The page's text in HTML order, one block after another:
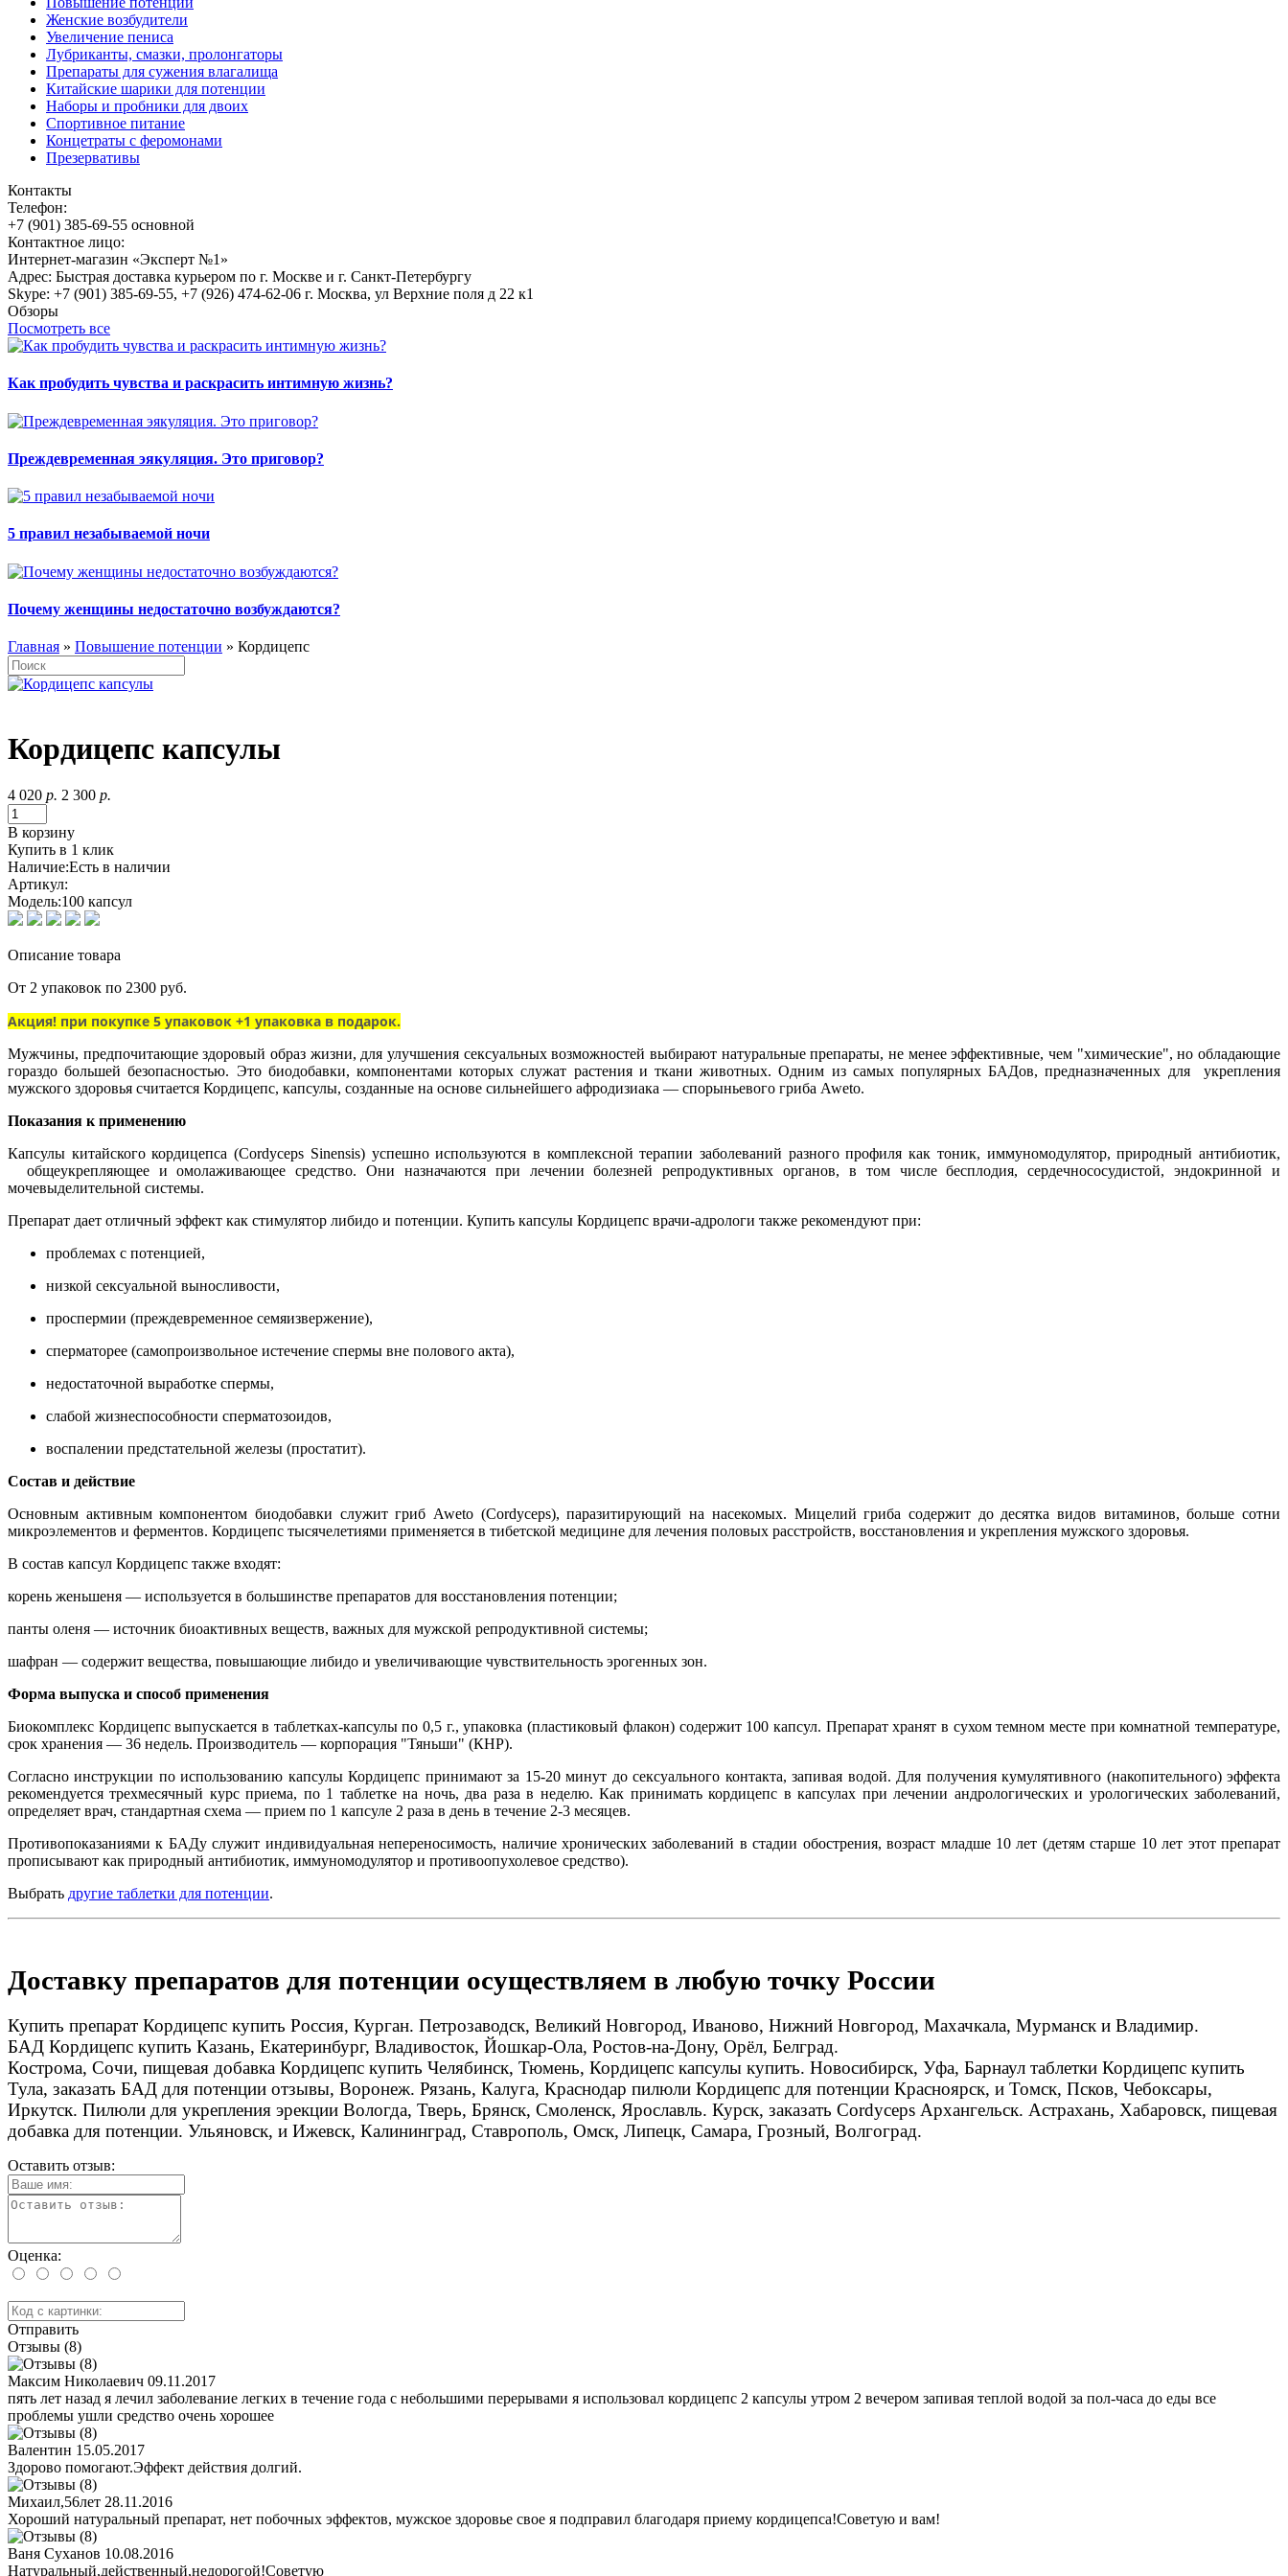
Женские возбудители
Увеличение пениса
Лубриканты, смазки, пролонгаторы
Препараты для сужения влагалища
Китайские шарики для потенции
Наборы и пробники для двоих
Спортивное питание
Концетраты с феромонами
Презервативы
Контакты
Телефон:
+7 (901) 385-69-55 основной
Контактное лицо:
Интернет-магазин «Эксперт №1»
Адрес: Быстрая доставка курьером по г. Москве и г. Санкт-Петербургу
Skype: +7 (901) 385-69-55, +7 (926) 474-62-06 г. Москва, ул Верхние поля д 22 к1
Обзоры
Посмотреть все
Как пробудить чувства и раскрасить интимную жизнь?
Преждевременная эякуляция. Это приговор?
5 правил незабываемой ночи
Почему женщины недостаточно возбуждаются?
Главная » Повышение потенции » Кордицепс
Кордицепс капсулы
4 020 р. 2 300 р.
В корзину
Купить в 1 клик
Наличие:Есть в наличии
Артикул:
Модель:100 капсул
Описание товара
От 2 упаковок по 2300 руб.
Акция! при покупке 5 упаковок +1 упаковка в подарок.
Мужчины, предпочитающие здоровый образ жизни, для улучшения сексуальных возможностей выбирают натуральные препараты, не менее эффективные, чем "химические", но обладающие
гораздо большей безопасностью. Это биодобавки, компонентами которых служат растения и ткани животных. Одним из самых популярных БАДов, предназначенных для укрепления
мужского здоровья считается Кордицепс, капсулы, созданные на основе сильнейшего афродизиака ― спорыньевого гриба Aweto.
Показания к применению
Капсулы китайского кордицепса (Сordyceps Sinensis) успешно используются в комплексной терапии заболеваний разного профиля как тоник, иммуномодулятор, природный антибиотик,
общеукрепляющее и омолаживающее средство. Они назначаются при лечении болезней репродуктивных органов, в том числе бесплодия, сердечнососудистой, эндокринной и
мочевыделительной системы.
Препарат дает отличный эффект как стимулятор либидо и потенции. Купить капсулы Кордицепс врачи-адрологи также рекомендуют при:
проблемах с потенцией,
низкой сексуальной выносливости,
проспермии (преждевременное семяизвержение),
сперматорее (самопроизвольное истечение спермы вне полового акта),
недостаточной выработке спермы,
слабой жизнеспособности сперматозоидов,
воспалении предстательной железы (простатит).
Состав и действие
Основным активным компонентом биодобавки служит гриб Aweto (Cordyceps), паразитирующий на насекомых. Мицелий гриба содержит до десятка видов витаминов, больше сотни
микроэлементов и ферментов. Кордицепс тысячелетиями применяется в тибетской медицине для лечения половых расстройств, восстановления и укрепления мужского здоровья.
В состав капсул Кордицепс также входят:
корень женьшеня ― используется в большинстве препаратов для восстановления потенции;
панты оленя ― источник биоактивных веществ, важных для мужской репродуктивной системы;
шафран ― содержит вещества, повышающие либидо и увеличивающие чувствительность эрогенных зон.
Форма выпуска и способ применения
Биокомплекс Кордицепс выпускается в таблетках-капсулы по 0,5 г., упаковка (пластиковый флакон) содержит 100 капсул. Препарат хранят в сухом темном месте при комнатной температуре,
срок хранения ― 36 недель. Производитель ― корпорация "Тяньши" (КНР).
Согласно инструкции по использованию капсулы Кордицепс принимают за 15-20 минут до сексуального контакта, запивая водой. Для получения кумулятивного (накопительного) эффекта
рекомендуется трехмесячный курс приема, по 1 таблетке на ночь, два раза в неделю. Как принимать кордицепс в капсулах при лечении андрологических и урологических заболеваний,
определяет врач, стандартная схема ― прием по 1 капсуле 2 раза в день в течение 2-3 месяцев.
Противопоказаниями к БАДу служит индивидуальная непереносимость, наличие хронических заболеваний в стадии обострения, возраст младше 10 лет (детям старше 10 лет этот препарат
прописывают как природный антибиотик, иммуномодулятор и противоопухолевое средство).
Выбрать другие таблетки для потенции.
Доставку препаратов для потенции осуществляем в любую точку России
Купить препарат Кордицепс купить Россия, Курган. Петрозаводск, Великий Новгород, Иваново, Нижний Новгород, Махачкала, Мурманск и Владимир.
БАД Кордицепс купить Казань, Екатеринбург, Владивосток, Йошкар-Ола, Ростов-на-Дону, Орёл, Белград.
Кострома, Сочи, пищевая добавка Кордицепс купить Челябинск, Тюмень, Кордицепс капсулы купить. Новосибирск, Уфа, Барнаул таблетки Кордицепс купить
Тула, заказать БАД для потенции отзывы, Воронеж. Рязань, Калуга, Краснодар пилюли Кордицепс для потенции Красноярск, и Томск, Псков, Чебоксары,
Иркутск. Пилюли для укрепления эрекции Вологда, Тверь, Брянск, Смоленск, Ярославль. Курск, заказать Cordyceps Архангельск. Астрахань, Хабаровск, пищевая
добавка для потенции. Ульяновск, и Ижевск, Калининград, Ставрополь, Омск, Липецк, Самара, Грозный, Волгоград.
Оставить отзыв:
Оценка:
Отправить
Отзывы (8)
Максим Николаевич 09.11.2017
пять лет назад я лечил заболевание легких в течение года с небольшими перерывами я использовал кордицепс 2 капсулы утром 2 вечером запивая теплой водой за пол-часа до еды все
проблемы ушли средство очень хорошее
Валентин 15.05.2017
Здорово помогают.Эффект действия долгий.
Михаил,56лет 28.11.2016
Хороший натуральный препарат, нет побочных эффектов, мужское здоровье свое я подправил благодаря приему кордицепса!Советую и вам!
Ваня Суханов 10.08.2016
Натуральный,действенный,недорогой!Советую